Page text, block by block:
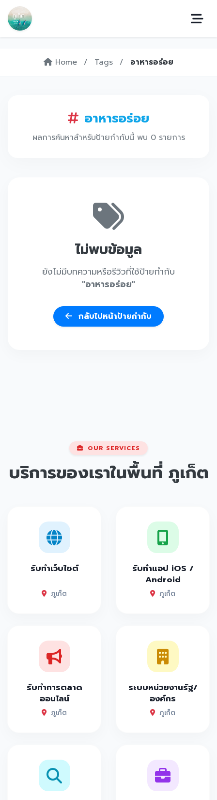
Home / Tags / อาหารอร่อย
อาหารอร่อย
ผลการค้นหาสำหรับป้ายกำกับนี้ พบ 0 รายการ
ไม่พบข้อมูล
ยังไม่มีบทความหรือรีวิวที่ใช้ป้ายกำกับ
"อาหารอร่อย"
กลับไปหน้าป้ายกำกับ
OUR SERVICES
บริการของเราในพื้นที่ ภูเก็ต
รับทำเว็บไซต์
ภูเก็ต
รับทำแอป iOS /
Android
ภูเก็ต
รับทำการตลาด
ออนไลน์
ภูเก็ต
ระบบหน่วยงานรัฐ/
องค์กร
ภูเก็ต